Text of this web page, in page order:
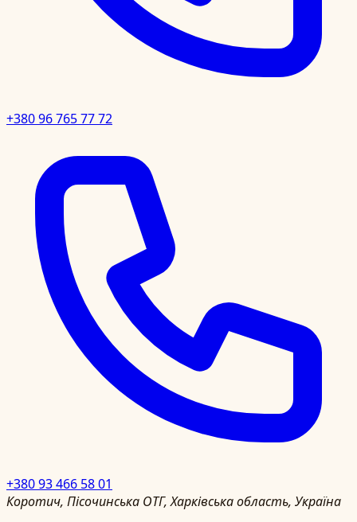
+380 96 765 77 72
+380 93 466 58 01
Коротич, Пісочинська ОТГ, Харківська область, Україна